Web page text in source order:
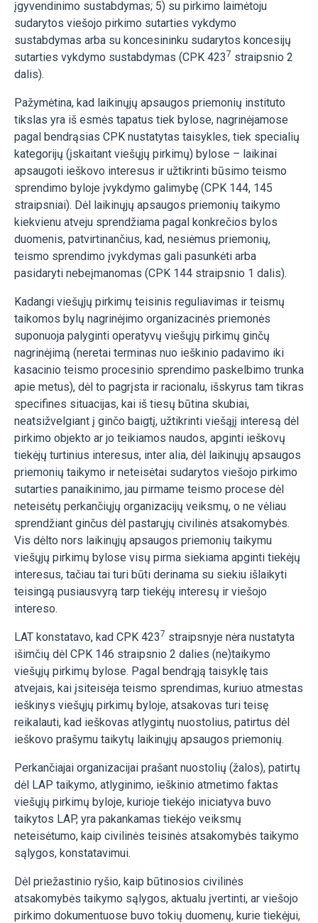
įgyvendinimo sustabdymas; 5) su pirkimo laimėtoju
sudarytos viešojo pirkimo sutarties vykdymo
sustabdymas arba su koncesininku sudarytos koncesijų
sutarties vykdymo sustabdymas (CPK 4237 straipsnio 2
dalis).
Pažymėtina, kad laikinųjų apsaugos priemonių instituto
tikslas yra iš esmės tapatus tiek bylose, nagrinėjamose
pagal bendrąsias CPK nustatytas taisykles, tiek specialių
kategorijų (įskaitant viešųjų pirkimų) bylose – laikinai
apsaugoti ieškovo interesus ir užtikrinti būsimo teismo
sprendimo byloje įvykdymo galimybę (CPK 144, 145
straipsniai). Dėl laikinųjų apsaugos priemonių taikymo
kiekvienu atveju sprendžiama pagal konkrečios bylos
duomenis, patvirtinančius, kad, nesiėmus priemonių,
teismo sprendimo įvykdymas gali pasunkėti arba
pasidaryti nebeįmanomas (CPK 144 straipsnio 1 dalis).
Kadangi viešųjų pirkimų teisinis reguliavimas ir teismų
taikomos bylų nagrinėjimo organizacinės priemonės
suponuoja palyginti operatyvų viešųjų pirkimų ginčų
nagrinėjimą (neretai terminas nuo ieškinio padavimo iki
kasacinio teismo procesinio sprendimo paskelbimo trunka
apie metus), dėl to pagrįsta ir racionalu, išskyrus tam tikras
specifines situacijas, kai iš tiesų būtina skubiai,
neatsižvelgiant į ginčo baigtį, užtikrinti viešąjį interesą dėl
pirkimo objekto ar jo teikiamos naudos, apginti ieškovų
tiekėjų turtinius interesus, inter alia, dėl laikinųjų apsaugos
priemonių taikymo ir neteisėtai sudarytos viešojo pirkimo
sutarties panaikinimo, jau pirmame teismo procese dėl
neteisėtų perkančiųjų organizacijų veiksmų, o ne vėliau
sprendžiant ginčus dėl pastarųjų civilinės atsakomybės.
Vis dėlto nors laikinųjų apsaugos priemonių taikymu
viešųjų pirkimų bylose visų pirma siekiama apginti tiekėjų
interesus, tačiau tai turi būti derinama su siekiu išlaikyti
teisingą pusiausvyrą tarp tiekėjų interesų ir viešojo
intereso.
LAT konstatavo, kad CPK 4237 straipsnyje nėra nustatyta
išimčių dėl CPK 146 straipsnio 2 dalies (ne)taikymo
viešųjų pirkimų bylose. Pagal bendrąją taisyklę tais
atvejais, kai įsiteisėja teismo sprendimas, kuriuo atmestas
ieškinys viešųjų pirkimų byloje, atsakovas turi teisę
reikalauti, kad ieškovas atlygintų nuostolius, patirtus dėl
ieškovo prašymu taikytų laikinųjų apsaugos priemonių.
Perkančiajai organizacijai prašant nuostolių (žalos), patirtų
dėl LAP taikymo, atlyginimo, ieškinio atmetimo faktas
viešųjų pirkimų byloje, kurioje tiekėjo iniciatyva buvo
taikytos LAP, yra pakankamas tiekėjo veiksmų
neteisėtumo, kaip civilinės teisinės atsakomybės taikymo
sąlygos, konstatavimui.
Dėl priežastinio ryšio, kaip būtinosios civilinės
atsakomybės taikymo sąlygos, aktualu įvertinti, ar viešojo
pirkimo dokumentuose buvo tokių duomenų, kurie tiekėjui,